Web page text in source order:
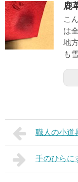
鹿
こ
は
地
も
職人の小道
手のひらに